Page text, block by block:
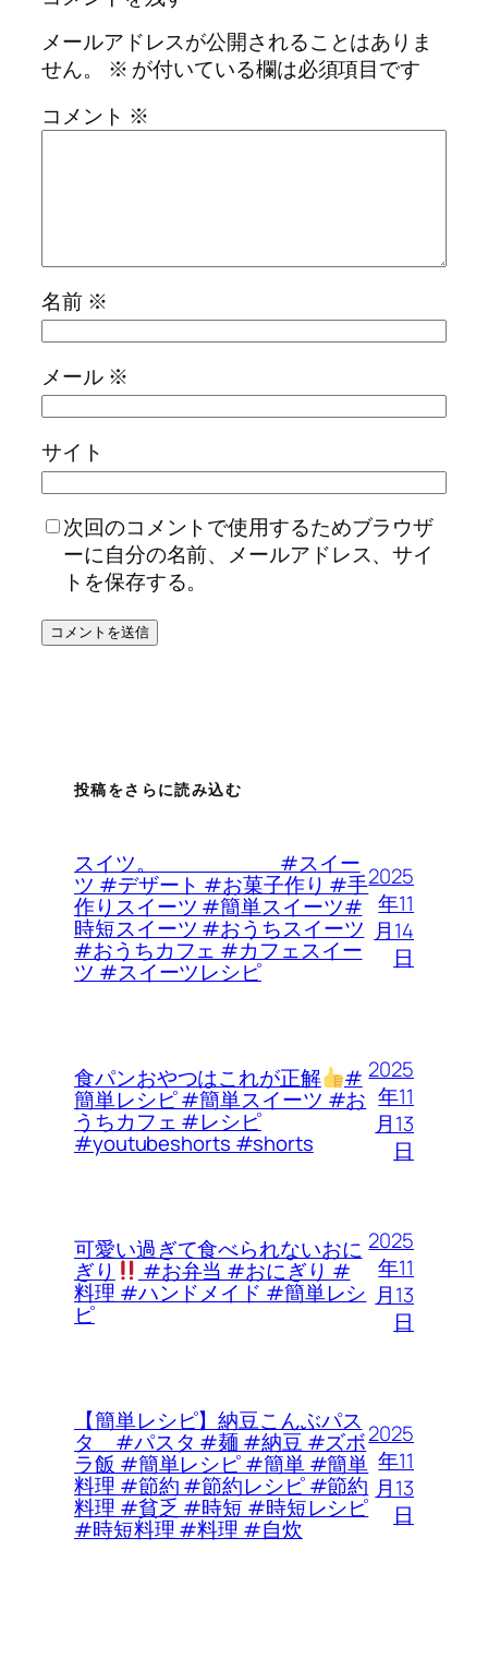
メールアドレスが公開されることはありま
せん。
※ が付いている欄は必須項目です
コメント ※
名前 ※
メール ※
サイト
次回のコメントで使用するためブラウザ
ーに自分の名前、メールアドレス、サイ
トを保存する。
投稿をさらに読み込む
スイツ。 #スイー
ツ #デザート #お菓子作り #手
作りスイーツ #簡単スイーツ#
時短スイーツ #おうちスイーツ
#おうちカフェ #カフェスイー
ツ #スイーツレシピ
2025
年11
月14
日
食パンおやつはこれが正解 #
簡単レシピ #簡単スイーツ #お
うちカフェ #レシピ
#youtubeshorts #shorts
2025
年11
月13
日
可愛い過ぎて食べられないおに
ぎり #お弁当 #おにぎり #
料理 #ハンドメイド #簡単レシ
ピ
2025
年11
月13
日
【簡単レシピ】納豆こんぶパス
タ #パスタ #麺 #納豆 #ズボ
ラ飯 #簡単レシピ #簡単 #簡単
料理 #節約 #節約レシピ #節約
料理 #貧乏 #時短 #時短レシピ
#時短料理 #料理 #自炊
2025
年11
月13
日